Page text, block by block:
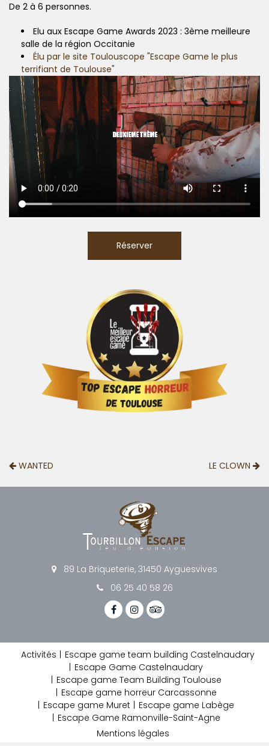
De 2 à 6 personnes.
Elu aux Escape Game Awards 2023 : 3ème meilleure
salle de la région Occitanie
Élu par le site Toulouscope "Escape Game le plus
terrifiant de Toulouse"
Réserver
WANTED LE CLOWN
89 La Briqueterie, 31450 Ayguesvives
06 25 40 58 26
Activités
Escape game team building Castelnaudary
Escape Game Castelnaudary
Escape game Team Building Toulouse
Escape game horreur Carcassonne
Escape game Muret
Escape game Labège
Escape Game Ramonville-Saint-Agne
Mentions légales